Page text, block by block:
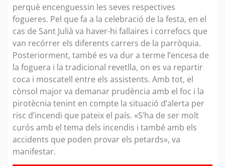
perquè encenguessin les seves respectives
fogueres. Pel que fa a la celebració de la festa, en el
cas de Sant Julià va haver-hi fallaires i correfocs que
van recórrer els diferents carrers de la parròquia.
Posteriorment, també es va dur a terme l’encesa de
la foguera i la tradicional revetlla, on es va repartir
coca i moscatell entre els assistents. Amb tot, el
cònsol major va demanar prudència amb el foc i la
pirotècnia tenint en compte la situació d’alerta per
risc d’incendi que pateix el país. «S’ha de ser molt
curós amb el tema dels incendis i també amb els
accidents que poden provar els petards», va
manifestar.